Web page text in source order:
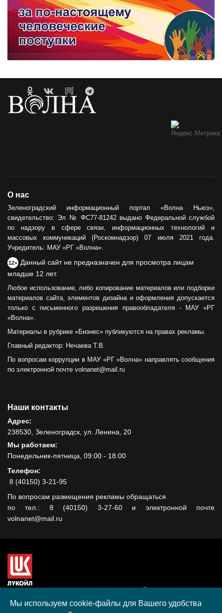
О нас
Зеленоградский информационный портал «Волна Ньюз»,
свидетельство: Эл № ФС77-81242 выдано Федеральной службой
по надзору в сфере связи, информационных технологий и
массовых коммуникаций (Роскомнадзор) 07 июля 2021 года.
Учредитель: МАУ «РГ «Волна».
12+ Данный сайт не предназначен для просмотра лицам
младше 12 лет.
Любое использование, либо копирование материалов или подборки
материалов сайта, элементов дизайна и оформления допускается
только с письменного разрешения правообладателя - МАУ «РГ
«Волна».
Материалы в рубрике «Бизнес» публикуются на правах рекламы.
Главный редактор: Нечаева Т.В.
По вопросам коррупции в МАУ «РГ «Волна» направлять сообщения
по электронной почте volnanet@mail.ru
Наши контакты
Адрес:
238530, Зеленоградск, ул. Ленина, 20
Мы работаем:
Понедельник-пятница, 09:00 - 18:00
Телефон:
8 (40150) 3-21-95
По вопросам размещения рекламы обращаться
по тел.: 8 (40150) 3-27-60 и электронной почте
volnanet@mail.ru
гранта, полученного в рамках XIII Конкурса социальных и
Мы используем cookie-файлы для Вашего удобства